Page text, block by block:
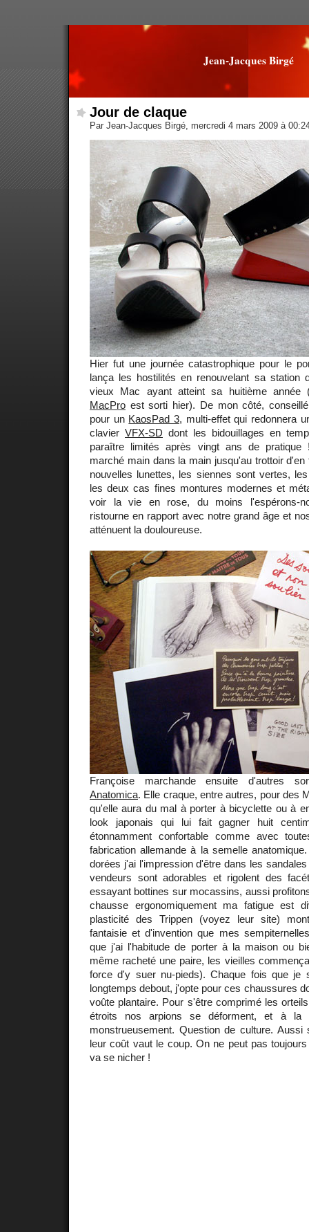
Jean-Jacques Birgé
Jour de claque
Par Jean-Jacques Birgé, mercredi 4 mars 2009 à
Hier fut une journée catastrophique pour le
lança les hostilités en renouvelant sa station
vieux Mac ayant atteint sa huitième année
MacPro est sorti hier). De mon côté,
pour un KaosPad 3, multi-effet qui redonnera
clavier VFX-SD dont les bidouillages en
paraître limités après vingt ans de pratique
marché main dans la main jusqu'au trottoir
nouvelles lunettes, les siennes sont vertes,
les deux cas fines montures modernes et
voir la vie en rose, du moins l'espérons-
ristourne en rapport avec notre grand âge et
atténuent la douloureuse.
Françoise marchande ensuite d'autres
Anatomica. Elle craque, entre autres, pour des
qu'elle aura du mal à porter à bicyclette ou à
look japonais qui lui fait gagner huit
étonnamment confortable comme avec
fabrication allemande à la semelle
dorées j'ai l'impression d'être dans les
vendeurs sont adorables et rigolent des
essayant bottines sur mocassins, aussi
chausse ergonomiquement ma fatigue est
plasticité des Trippen (voyez leur site)
fantaisie et d'invention que mes
que j'ai l'habitude de porter à la maison ou
même racheté une paire, les vieilles
force d'y suer nu-pieds). Chaque fois que je
longtemps debout, j'opte pour ces chaussures
voûte plantaire. Pour s'être comprimé les
étroits nos arpions se déforment, et à la
monstrueusement. Question de culture. Aussi
leur coût vaut le coup. On ne peut pas
va se nicher !